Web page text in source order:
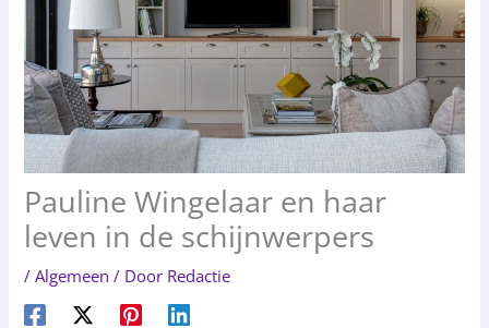
Pauline Wingelaar en haar
leven in de schijnwerpers
/Algemeen / Door Redactie